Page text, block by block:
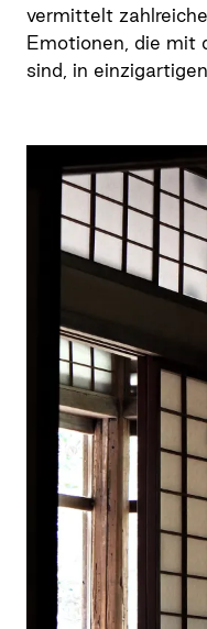
vermittelt
Emotionen, die mit
sind, in